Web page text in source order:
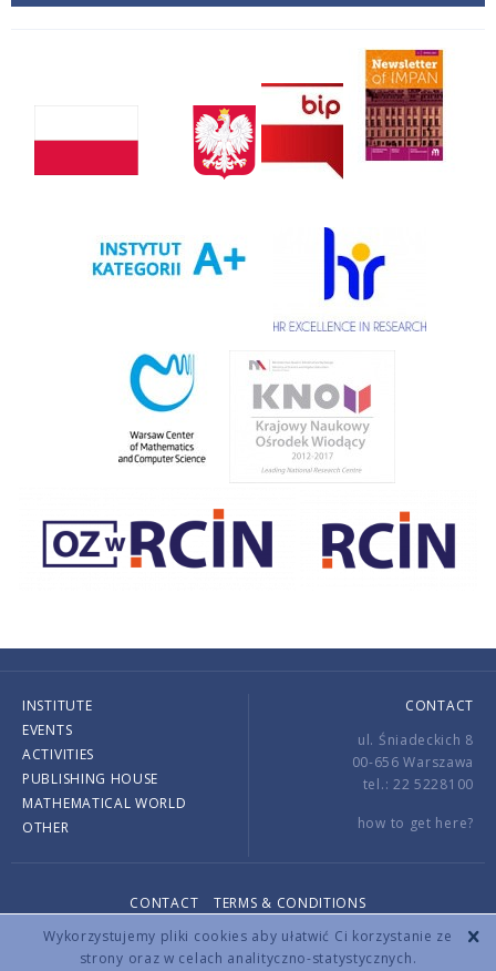
Wykorzystujemy pliki cookies aby ułatwić Ci korzystanie ze
strony oraz w celach analityczno-statystycznych.
INSTITUTE
EVENTS
ACTIVITIES
PUBLISHING HOUSE
MATHEMATICAL WORLD
OTHER
CONTACT
ul. Śniadeckich 8
00-656 Warszawa
tel.: 22 5228100
how to get here?
CONTACT
TERMS & CONDITIONS
Copyright © 2026 by IMPAN. All rights reserved.